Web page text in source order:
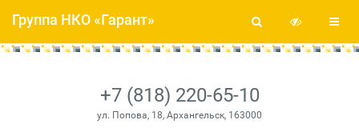
+7 (818) 220-65-10
ул. Попова, 18, Архангельск, 163000
Группа НКО «Гарант»